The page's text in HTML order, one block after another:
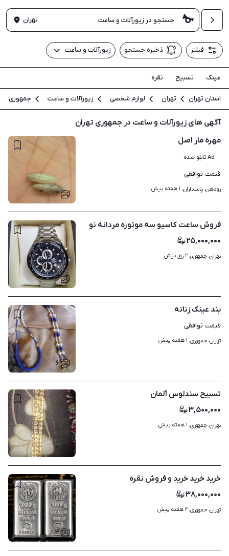
تهران
فیلتر ذخیره جستجو زیورآلات و ساعت
عینک تسبیح نقره
استان تهران تهران لوازم شخصی زیورآلات و ساعت جمهوری
آگهی های زیورآلات و ساعت در جمهوری تهران
۲
مهره مار اصل
Ad تابلو شده
قیمت توافقی
رودهن، پاسداران، ۱ هفته پیش
۳
فروش ساعت کاسیو سه موتوره مردانه نو
۲۵,۰۰۰,۰۰۰
تهران، جمهوری، ۲ روز پیش
۶
بند عینک زنانه
قیمت توافقی
تهران، جمهوری، ۱ هفته پیش
۶
تسبیح سندلوس آلمان
۳,۵۰۰,۰۰۰
تهران، جمهوری، ۱ هفته پیش
۴
خرید خرید خرید و فروش نقره
۳۸,۰۰۰,۰۰۰
تهران، جمهوری، ۲ هفته پیش